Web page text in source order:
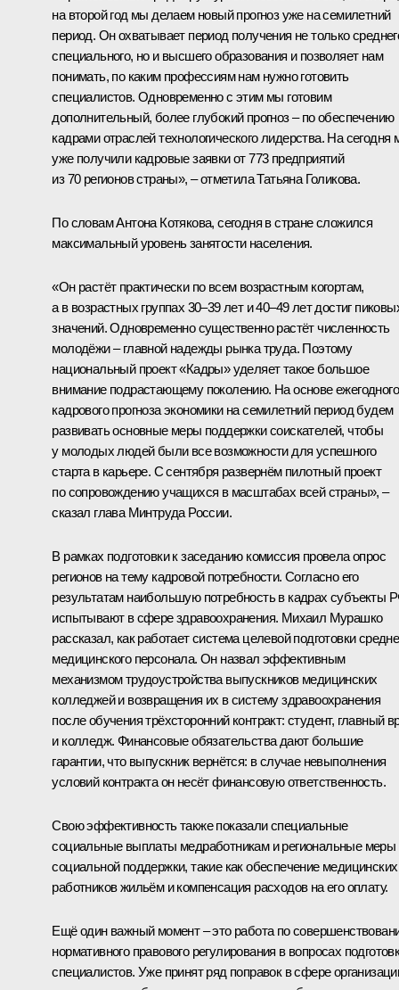
на второй год мы делаем новый прогноз уже на семилетний
период. Он охватывает период получения не только
специального, но и высшего образования и позволяет нам
понимать, по каким профессиям нам нужно готовить
специалистов. Одновременно с этим мы готовим
дополнительный, более глубокий прогноз – по обеспечению
кадрами отраслей технологического лидерства. На сегодня
уже получили кадровые заявки от 773 предприятий
из 70 регионов страны», – отметила Татьяна Голикова.
По словам Антона Котякова, сегодня в стране сложился
максимальный уровень занятости населения.
«Он растёт практически по всем возрастным когортам,
а в возрастных группах 30–39 лет и 40–49 лет достиг
значений. Одновременно существенно растёт численность
молодёжи – главной надежды рынка труда. Поэтому
национальный проект «Кадры» уделяет такое большое
внимание подрастающему поколению. На основе ежегодного
кадрового прогноза экономики на семилетний период будем
развивать основные меры поддержки соискателей, чтобы
у молодых людей были все возможности для успешного
старта в карьере. С сентября развернём пилотный проект
по сопровождению учащихся в масштабах всей страны», –
сказал глава Минтруда России.
В рамках подготовки к заседанию комиссия провела опрос
регионов на тему кадровой потребности. Согласно его
результатам наибольшую потребность в кадрах субъекты
испытывают в сфере здравоохранения. Михаил Мурашко
рассказал, как работает система целевой подготовки
медицинского персонала. Он назвал эффективным
механизмом трудоустройства выпускников медицинских
колледжей и возвращения их в систему здравоохранения
после обучения трёхсторонний контракт: студент, главный
и колледж. Финансовые обязательства дают большие
гарантии, что выпускник вернётся: в случае невыполнения
условий контракта он несёт финансовую ответственность.
Свою эффективность также показали специальные
социальные выплаты медработникам и региональные меры
социальной поддержки, такие как обеспечение медицинских
работников жильём и компенсация расходов на его оплату.
Ещё один важный момент – это работа по
нормативного правового регулирования в вопросах
специалистов. Уже принят ряд поправок в сфере